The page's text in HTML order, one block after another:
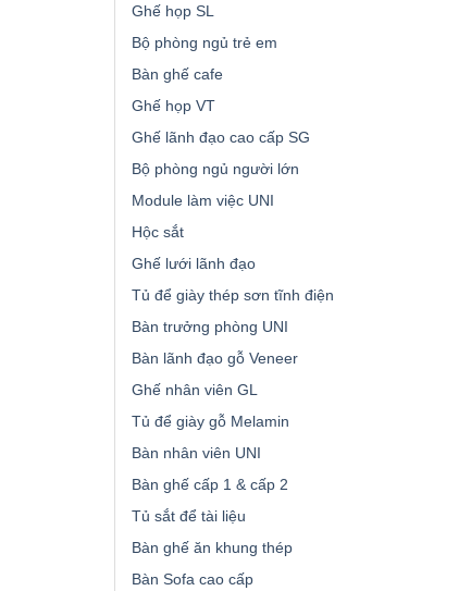
Ghế họp SL
Bộ phòng ngủ trẻ em
Bàn ghế cafe
Ghế họp VT
Ghế lãnh đạo cao cấp SG
Bộ phòng ngủ người lớn
Module làm việc UNI
Hộc sắt
Ghế lưới lãnh đạo
Tủ để giày thép sơn tĩnh điện
Bàn trưởng phòng UNI
Bàn lãnh đạo gỗ Veneer
Ghế nhân viên GL
Tủ để giày gỗ Melamin
Bàn nhân viên UNI
Bàn ghế cấp 1 & cấp 2
Tủ sắt để tài liệu
Bàn ghế ăn khung thép
Bàn Sofa cao cấp